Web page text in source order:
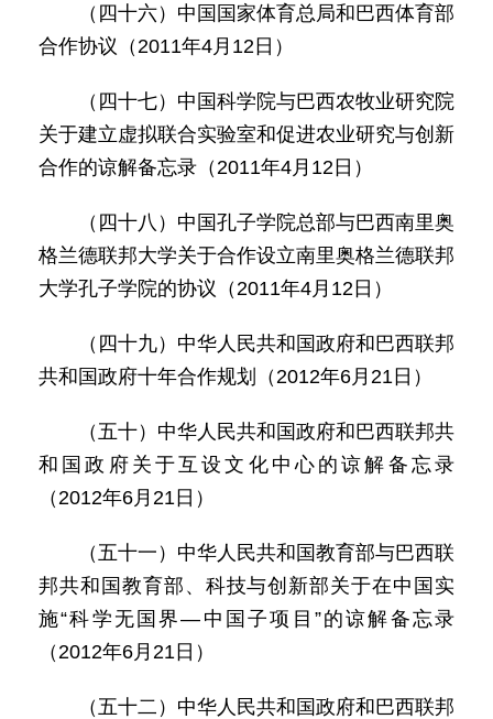
（四十六）中国国家体育总局和巴西体育部
合作协议（2011年4月12日）
（四十七）中国科学院与巴西农牧业研究院
关于建立虚拟联合实验室和促进农业研究与创新
合作的谅解备忘录（2011年4月12日）
（四十八）中国孔子学院总部与巴西南里奥
格兰德联邦大学关于合作设立南里奥格兰德联邦
大学孔子学院的协议（2011年4月12日）
（四十九）中华人民共和国政府和巴西联邦
共和国政府十年合作规划（2012年6月21日）
（五十）中华人民共和国政府和巴西联邦共
和国政府关于互设文化中心的谅解备忘录
（2012年6月21日）
（五十一）中华人民共和国教育部与巴西联
邦共和国教育部、科技与创新部关于在中国实
施“科学无国界—中国子项目”的谅解备忘录
（2012年6月21日）
（五十二）中华人民共和国政府和巴西联邦